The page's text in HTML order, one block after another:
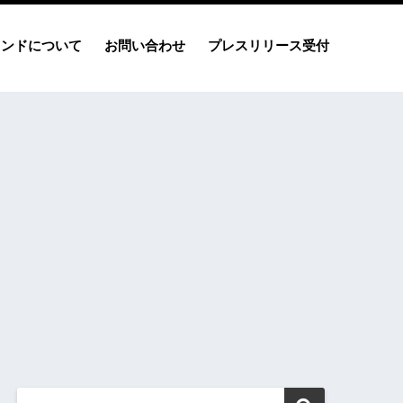
ドについて お問い合わせ プレスリリース受付